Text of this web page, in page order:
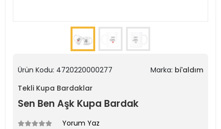
Ürün Kodu: 4720220000277 Marka: bi'aldım
Tekli Kupa Bardaklar
Sen Ben Aşk Kupa Bardak
Yorum Yaz